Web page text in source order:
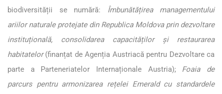
biodiversității se numără: Îmbunătățirea managementului
ariilor naturale protejate din Republica Moldova prin dezvoltare
instituțională, consolidarea capacităților și restaurarea
habitatelor(finanțat de Agenția Austriacă pentru Dezvoltare ca
parte a Parteneriatelor Internaționale Austria); Foaia de
parcurs pentru armonizarea rețelei Emerald cu standardele